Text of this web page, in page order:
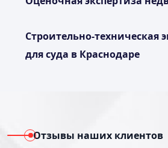
Строительно-техническая
для суда в Краснодаре
Отзывы наших клиентов